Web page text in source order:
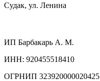
Судак, ул. Ленина
ИП Барбакарь А. М.
ИНН: 920455518410
ОГРНИП 323920000020425